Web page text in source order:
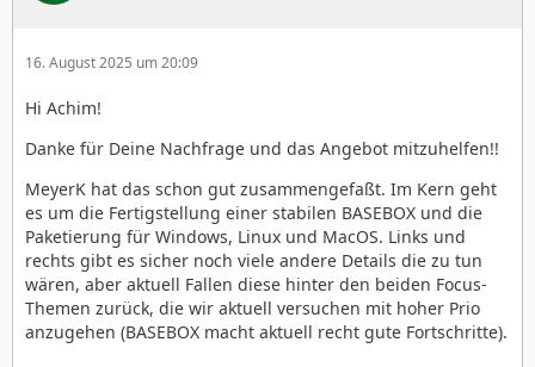
16. August 2025 um 20:09
Hi Achim!
Danke für Deine Nachfrage und das Angebot mitzuhelfen!!
MeyerK hat das schon gut zusammengefaßt. Im Kern geht
es um die Fertigstellung einer stabilen BASEBOX und die
Paketierung für Windows, Linux und MacOS. Links und
rechts gibt es sicher noch viele andere Details die zu tun
wären, aber aktuell Fallen diese hinter den beiden Focus-
Themen zurück, die wir aktuell versuchen mit hoher Prio
anzugehen (BASEBOX macht aktuell recht gute Fortschritte).